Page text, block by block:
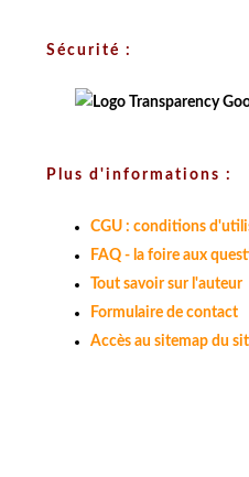
Sécurité :
Plus d'informations :
CGU : conditions
FAQ - la foire aux
Tout savoir sur l'auteur
Formulaire de contact
Accès au sitemap du